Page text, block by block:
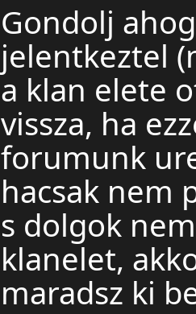
Gondolj
jelentkeztel
a klan elete
vissza, ha
forumunk
hacsak nem
s dolgok
klanelet,
maradsz ki